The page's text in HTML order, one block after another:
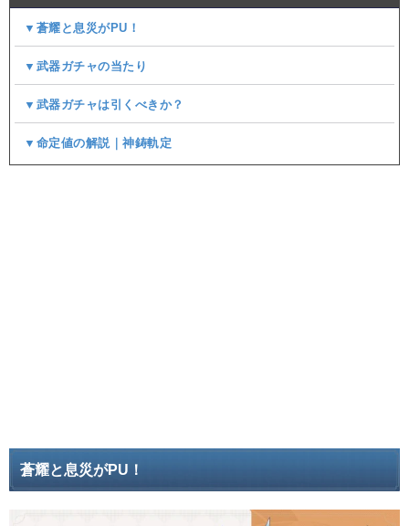
▼蒼耀と息災がPU！
▼武器ガチャの当たり
▼武器ガチャは引くべきか？
▼命定値の解説｜神鋳軌定
蒼耀と息災がPU！